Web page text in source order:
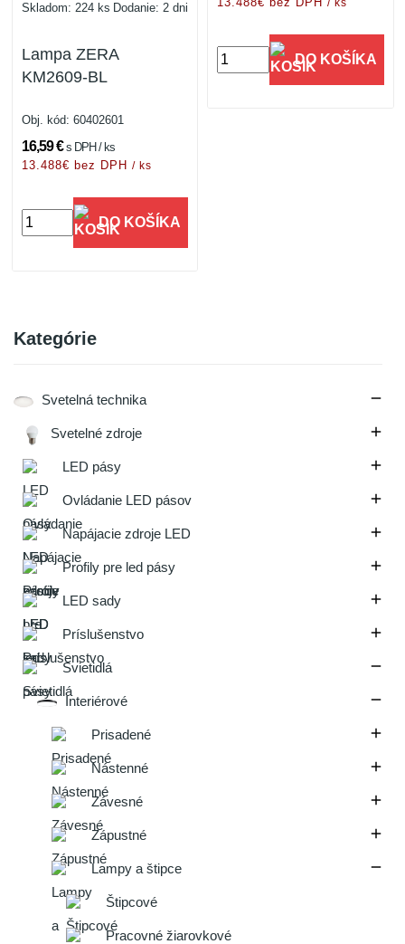
Kategórie
Svetelná technika 
Svetelné zdroje 
LED pásy 
Ovládanie LED pásov 
Napájacie zdroje LED 
Profily pre led pásy 
LED sady 
Príslušenstvo 
Svietidlá 
Interiérové 
Prisadené 
Nástenné 
Závesné 
Zápustné 
Lampy a štipce 
Štipcové
Pracovné žiarovkové
Skladom: 224 ks Dodanie: 2 dni
Lampa ZERA
KM2609-BL
Obj. kód: 60402601
16,59 €s DPH / ks
13.488€ bez DPH / ks
DO KOŠÍKA
/ ks
DO KOŠÍKA